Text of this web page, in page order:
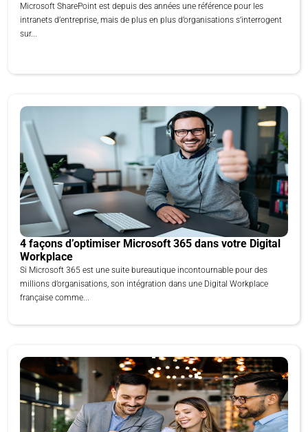
Microsoft SharePoint est depuis des années une référence pour les
intranets d’entreprise, mais de plus en plus d’organisations s’interrogent
sur...
4 façons d’optimiser Microsoft 365 dans votre Digital
Workplace
Si Microsoft 365 est une suite bureautique incontournable pour des
millions d’organisations, son intégration dans une Digital Workplace
française comme...